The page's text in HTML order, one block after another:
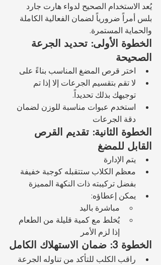
يُعد الاستخدام الصحيح لدواء هارت جارد
بلس أمراً ضرورياً لضمان الفعالية الكاملة
والحماية المستمرة.
الخطوة الأولى: تحديد الجرعة
الصحيحة
اختر قرص المضغ المناسب بناءً على
لا تقم بتقسيم الجرعات إلا إذا تم
توجيهك بذلك تحديداً.
استخدم عبوات مناسبة للوزن لضمان
دقة الجرعات
الخطوة الثانية: تقديم القرص
القابل للمضغ
يتم الإدارة
معظم الكلاب ستتقبله كوجبة خفيفة
بفضل تركيبته ذات النكهة المميزة
يمكن إعطاؤه:
مباشرة باليد
يُخلط مع كمية قليلة من الطعام
إذا لزم الأمر
الخطوة 3: ضمان الاستهلاك الكامل
راقب الكلب للتأكد من تناوله الجرعة